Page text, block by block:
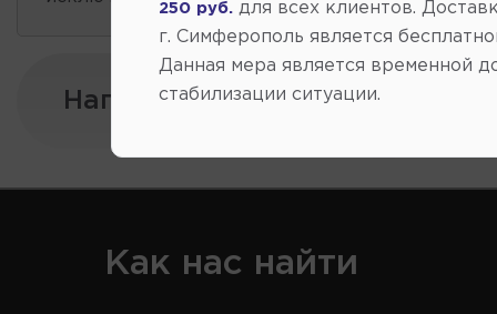
Напишите нам:
Как нас найти
250 руб.
для всех клиентов.
г. Симферополь является
Данная мера является временной
стабилизации ситуации.